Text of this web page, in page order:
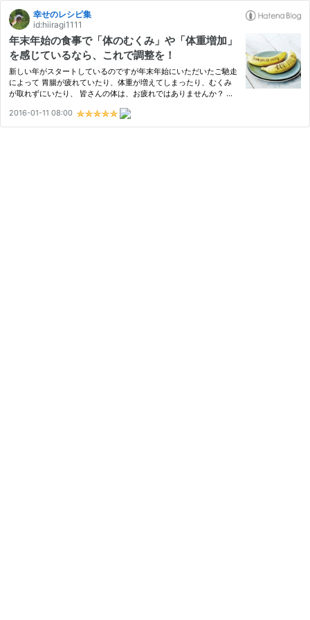
幸せのレシピ集
id:hiiragi1111
年末年始の食事で「体のむくみ」や「体重増加」
を感じているなら、これで調整を！
新しい年がスタートしているのですが年末年始にいただいたご馳走
によって 胃腸が疲れていたり、体重が増えてしまったり、むくみ
が取れずにいたり、 皆さんの体は、お疲れではありませんか？ 今
み」にフォーカスしてみますね。 もちろん「むくみ」を解消する…
2016-01-11 08:00